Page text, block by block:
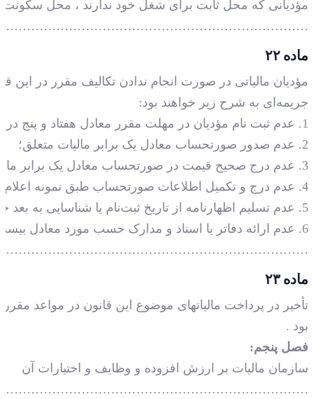
مؤدیانی که محل ثابت برای شغل خود ندارند ، محل سکونت
ماده ۲۲
مؤدیان مالیاتی در صورت انجام ندادن تکالیف مقرر در
جریمه‌ای به شرح زیر خواهند بود:
1. عدم ثبت نام مؤدیان در مهلت مقرر معادل هفتاد و پنج درصد (75%) مالیات متعلق تا تاریخ ثبت‌نام یا شناسایی حسب مورد؛
2. عدم صدور صورتحساب معادل یک برابر مالیات متعلق؛
3. عدم درج صحیح قیمت در صورتحساب معادل یک برابر مابه‌التفاوت مالیات متعلق؛
4. عدم درج و تکمیل اطلاعات صورتحساب طبق نمونه اعلام شده معادل بیست و پنج درصد (25%) مالیات متعلق؛
5. عدم تسلیم اظهارنامه از تاریخ ثبت‌نام یا شناسایی به بعد حسب مورد ، معادل پنجاه درصد (50%) مالیات متعلق؛
6. عدم ارائه دفاتر یا اسناد و مدارک حسب مورد معادل بیست و پنج درصد (25%) مالیات متعلق .
ماده ۲۳
بود .
فصل پنجم:
سازمان مالیات بر ارزش افزوده و وظایف و اختیارات آن